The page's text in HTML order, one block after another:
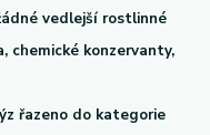
vedlejší rostlinné
chemické konzervanty,
řazeno do kategorie